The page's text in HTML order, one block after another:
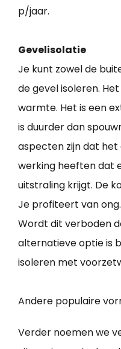
p/jaar.
Gevelisolatie
Je kunt zowel de
de gevel isoleren.
warmte. Het is een
is duurder dan
aspecten zijn dat
werking heeften dat
uitstraling krijgt. De
Je profiteert van
Wordt dit verboden
alternatieve optie is
isoleren met
Andere populaire
Verder noemen we